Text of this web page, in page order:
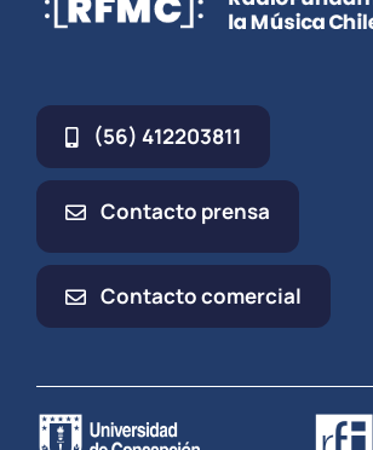
(56) 412203811
Contacto prensa
Contacto comercial